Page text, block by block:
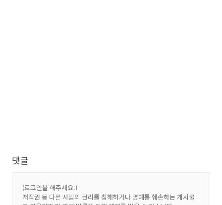
댓글